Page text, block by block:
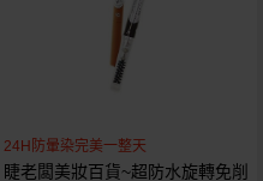
24H防暈染完美一整天
睫老闆美妝百貨~超防水旋轉免削